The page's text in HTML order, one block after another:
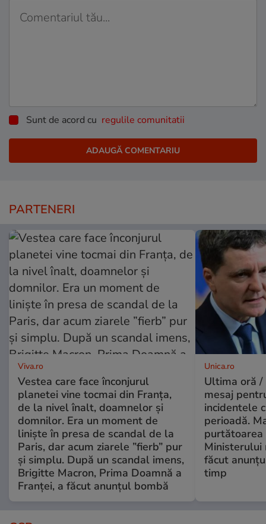
Sunt de acord cu regulile comunitatii
PARTENERI
Viva.ro
Vestea care face înconjurul
planetei vine tocmai din Franța,
de la nivel înalt, doamnelor și
domnilor. Era un moment de
liniște în presa de scandal de la
Paris, dar acum ziarele ”fierb” pur
și simplu. După un scandal imens,
Brigitte Macron, Prima Doamnă a
Franței, a făcut anunțul bombă
Unica.ro
Ultima oră /
mesaj
incidentele
perioadă.
purtătoarea
Ministerului
făcut
timp